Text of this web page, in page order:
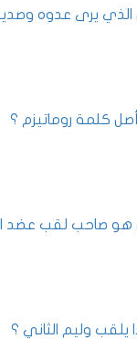
الذي يرى عدوه
كلمة روماتيزم ؟
هو صاحب لقب عضد
يلقب وليم الثاني ؟